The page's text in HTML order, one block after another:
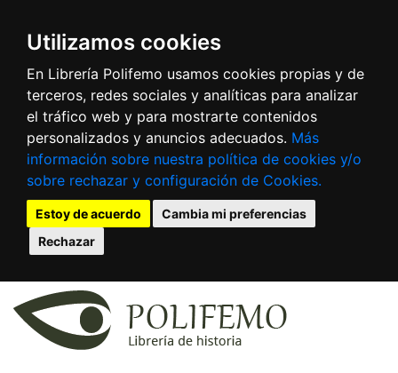
Utilizamos cookies
En Librería Polifemo usamos cookies propias y de
terceros, redes sociales y analíticas para analizar
el tráfico web y para mostrarte contenidos
personalizados y anuncios adecuados. Más
información sobre nuestra política de cookies y/o
sobre rechazar y configuración de Cookies.
Estoy de acuerdo
Cambia mi preferencias
Rechazar